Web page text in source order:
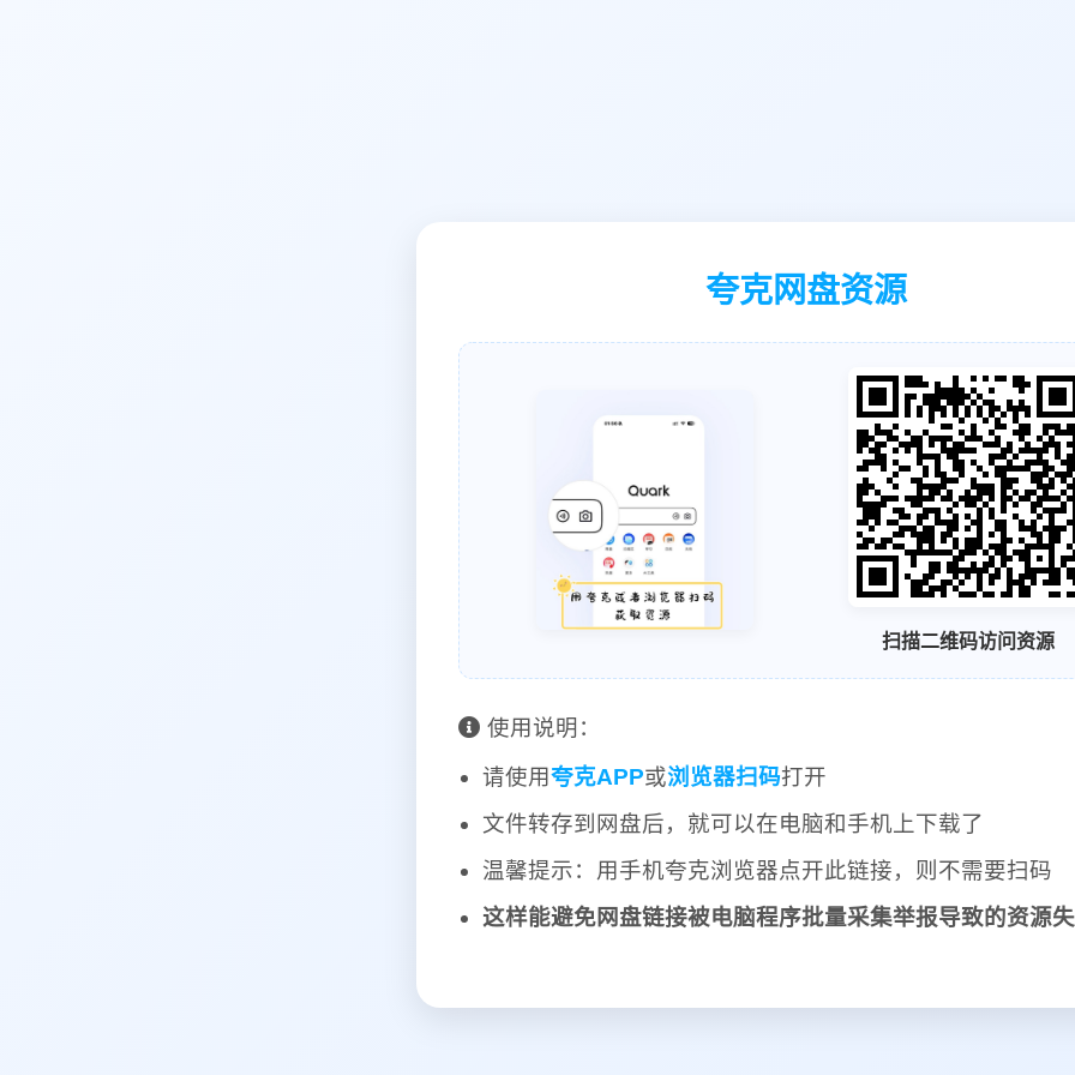
夸克网盘资源
扫描二维码访问资源
使用说明：
请使用夸克APP或浏览器扫码打开
文件转存到网盘后，就可以在电脑和手机上下载了
温馨提示：用手机夸克浏览器点开此链接，则不需要扫码
这样能避免网盘链接被电脑程序批量采集举报导致的资源